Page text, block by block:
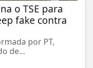
o TSE para
fake contra
por PT,
de...